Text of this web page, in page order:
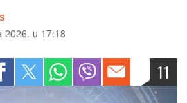
2026. u 17:18
11